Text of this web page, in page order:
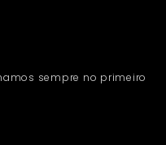
sempre no primeiro